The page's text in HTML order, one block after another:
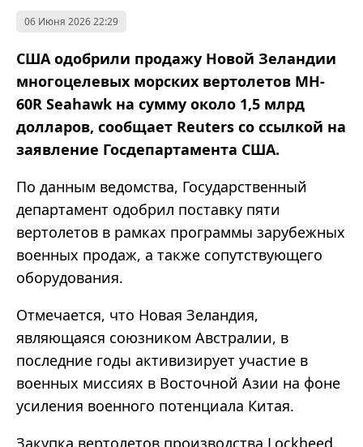
06 Июня 2026 22:29
США одобрили продажу Новой Зеландии
многоцелевых морских вертолетов MH-
60R Seahawk на сумму около 1,5 млрд
долларов, сообщает Reuters со ссылкой на
заявление Госдепартамента США.
По данным ведомства, Государственный
департамент одобрил поставку пяти
вертолетов в рамках программы зарубежных
военных продаж, а также сопутствующего
оборудования.
Отмечается, что Новая Зеландия,
являющаяся союзником Австралии, в
последние годы активизирует участие в
военных миссиях в Восточной Азии на фоне
усиления военного потенциала Китая.
Закупка вертолетов производства Lockheed